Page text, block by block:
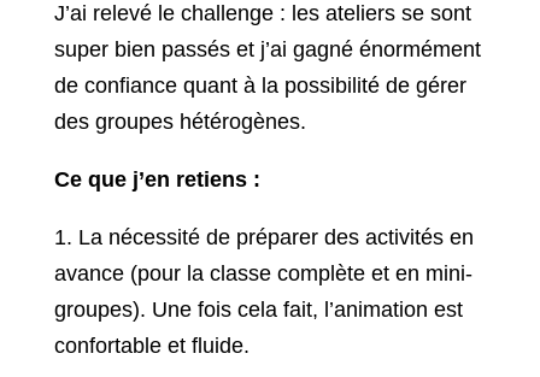
J’ai relevé le challenge : les ateliers se sont
super bien passés et j’ai gagné énormément
de confiance quant à la possibilité de gérer
des groupes hétérogènes.
Ce que j’en retiens :
1. La nécessité de préparer des activités en
avance (pour la classe complète et en mini-
groupes). Une fois cela fait, l’animation est
confortable et fluide.